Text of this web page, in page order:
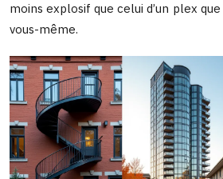
moins explosif que celui d’un plex
vous-même.